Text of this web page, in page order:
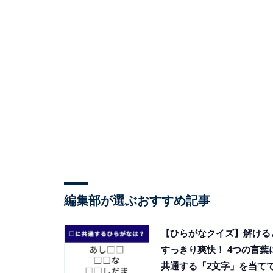
編集部が選ぶおすすめ記事
【ひらがなクイズ】解ける
すっきり爽快！ 4つの言葉
共通する「2文字」を当て